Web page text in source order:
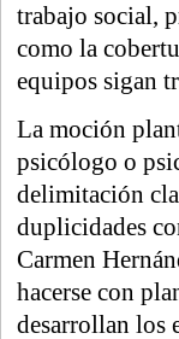
trabajo social,
como la
equipos sigan
La moción
psicólogo o
delimitación
duplicidades
Carmen
hacerse con
desarrollan los